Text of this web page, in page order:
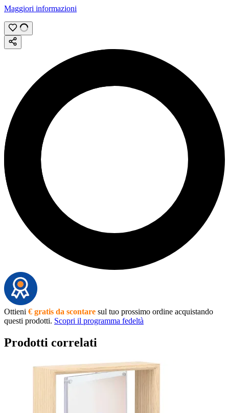
Maggiori informazioni
Ottieni € gratis da scontare sul tuo prossimo ordine acquistando
questi prodotti. Scopri il programma fedeltà
Prodotti correlati